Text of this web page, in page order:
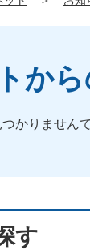
か
かりませんで
す